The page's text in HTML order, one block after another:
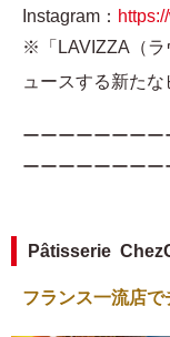
Instagram：
※「LAVIZZA（ラ
ュースする新たな
ーーーーーーー
ーーーーーーー
Pâtisserie
フランス一流店